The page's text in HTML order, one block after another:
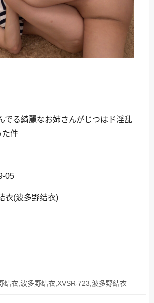
でる綺麗なお姉さんがじつはド淫乱
た件
05
衣(波多野结衣)
结衣,波多野结衣,XVSR-723,波多野結衣